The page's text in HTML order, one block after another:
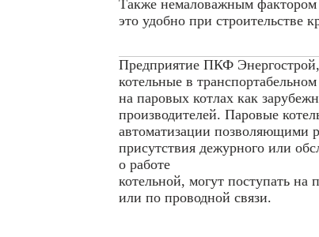
Также немаловажным фактором
это удобно при строительстве
Предприятие ПКФ
котельные в
на паровых котлах как
производителей. Паровые
автоматизации позволяющими
присутствия дежурного или
о работе
котельной, могут поступать на
или по проводной связи.